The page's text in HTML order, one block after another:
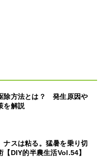
除方法とは？ 発生原因や
を解説
ナスは粘る。猛暑を乗り切
【DIY的半農生活Vol.54】